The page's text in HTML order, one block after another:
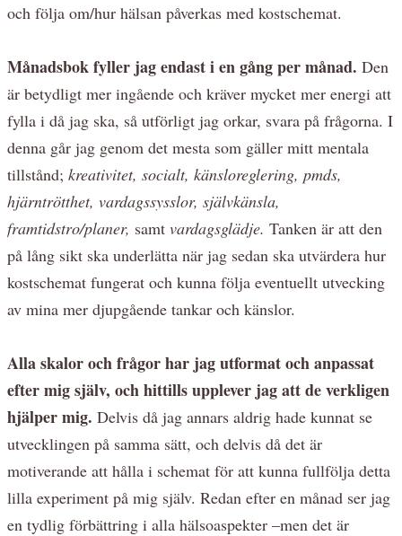
och följa om/hur hälsan påverkas med kostschemat.
Månadsbok fyller jag endast i en gång per månad. Den
är betydligt mer ingående och kräver mycket mer energi att
fylla i då jag ska, så utförligt jag orkar, svara på frågorna. I
denna går jag genom det mesta som gäller mitt mentala
tillstånd; kreativitet, socialt, känsloreglering, pmds,
hjärntrötthet, vardagssysslor, självkänsla,
framtidstro/planer, samt vardagsglädje. Tanken är att den
på lång sikt ska underlätta när jag sedan ska utvärdera hur
kostschemat fungerat och kunna följa eventuellt utvecking
av mina mer djupgående tankar och känslor.
Alla skalor och frågor har jag utformat och anpassat
efter mig själv, och hittills upplever jag att de verkligen
hjälper mig. Delvis då jag annars aldrig hade kunnat se
utvecklingen på samma sätt, och delvis då det är
motiverande att hålla i schemat för att kunna fullfölja detta
lilla experiment på mig själv. Redan efter en månad ser jag
en tydlig förbättring i alla hälsoaspekter –men det är